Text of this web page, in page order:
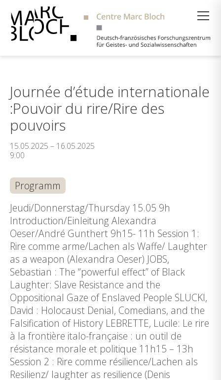
Journée d’étude internationale
:Pouvoir du rire/Rire des
pouvoirs
15.05.2025 – 16.05.2025
9:00
Programm
Jeudi/Donnerstag/Thursday 15.05 9h
Introduction/Einleitung Alexandra
Oeser/André Gunthert 9h15- 11h Session 1:
Rire comme arme/Lachen als Waffe/ Laughter
as a weapon (Alexandra Oeser) JOBS,
Sebastian : The “powerful effect” of Black
Laughter: Slave Resistance and the
Oppositional Gaze of Enslaved People SLUCKI,
David : Holocaust Denial, Comedians, and the
Falsification of History LEBRETTE, Lucile: Le rire
à la frontière italo-française : un outil de
résistance morale et politique 11h15 – 13h
Session 2 : Rire comme résilience/Lachen als
Resilienz/ laughter as resilience (Denis